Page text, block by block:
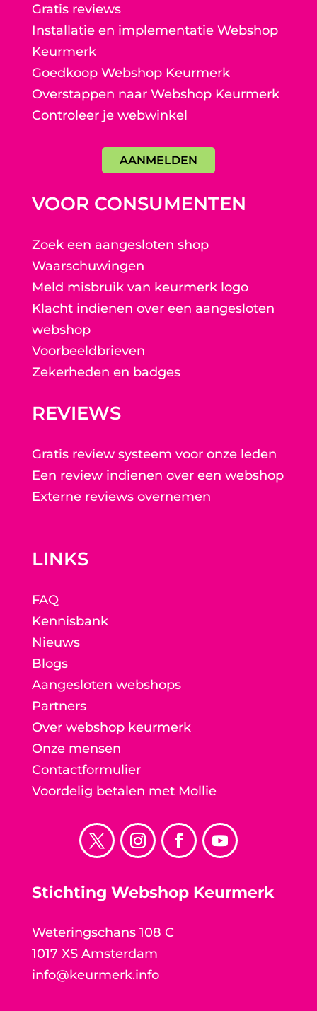
Gratis reviews
Installatie en implementatie Webshop
Keurmerk
Goedkoop Webshop Keurmerk
Overstappen naar Webshop Keurmerk
Controleer je webwinkel
AANMELDEN
VOOR CONSUMENTEN
Zoek een aangesloten shop
Waarschuwingen
Meld misbruik van keurmerk logo
Klacht indienen over een aangesloten
webshop
Voorbeeldbrieven
Zekerheden en badges
REVIEWS
Gratis review systeem voor onze leden
Een review indienen over een webshop
Externe reviews overnemen
LINKS
FAQ
Kennisbank
Nieuws
Blogs
Aangesloten webshops
Partners
Over webshop keurmerk
Onze mensen
Contactformulier
Voordelig betalen met Mollie
Stichting Webshop Keurmerk
Weteringschans 108 C
1017 XS Amsterdam
info@keurmerk.info